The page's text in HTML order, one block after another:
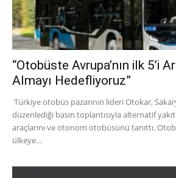
“Otobüste Avrupa’nın ilk 5’i
Almayı Hedefliyoruz”
Türkiye otobüs pazarının lideri Otokar,
düzenlediği basın toplantısıyla alternatif
araçlarını ve otonom otobüsünü tanıttı.
ülkeye...